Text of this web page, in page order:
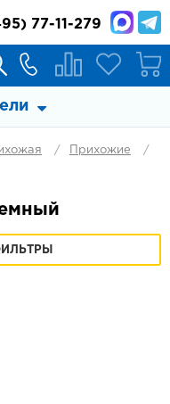
77-11-279
Прихожие